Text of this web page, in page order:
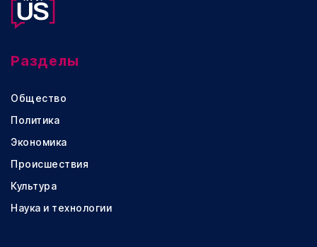
Разделы
Общество
Политика
Экономика
Происшествия
Культура
Наука и технологии